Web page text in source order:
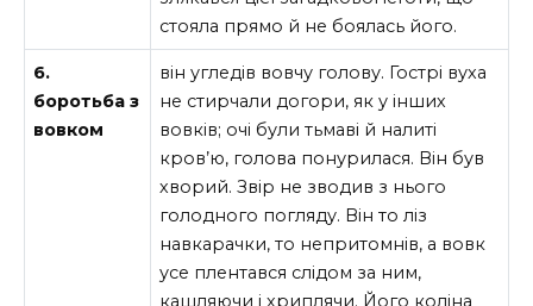
стояла прямо й не боялась його.
6.
боротьба з
вовком
він угледів вовчу голову. Гострі вуха
не стирчали догори, як у інших
вовків; очі були тьмаві й налиті
кров’ю, голова понурилася. Він був
хворий. Звір не зводив з нього
голодного погляду. Він то ліз
навкарачки, то непритомнів, а вовк
усе плентався слідом за ним,
кашляючи і хриплячи. Його коліна